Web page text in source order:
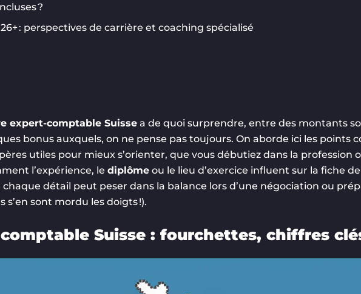
?
: perspectives de carrière et coaching spécialisé
expert-comptable Suisse a de quoi surprendre, entre des montants
bonus auxquels, on ne pense pas toujours. On aborde ici les points
utiles pour mieux s’orienter, que vous débutiez dans la profession
l’expérience, le diplôme ou le lieu d’exercice influent sur la fiche de
détail peut peser dans la balance lors d’une négociation ou
sont mordu les doigts !).
Suisse : fourchettes, chiffres